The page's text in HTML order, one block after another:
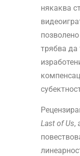
някаква
трябва да
Last of Us,